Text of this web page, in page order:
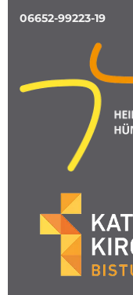
06652-99223-19